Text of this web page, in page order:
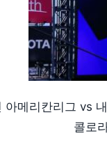
아메리칸리그 vs
콜로